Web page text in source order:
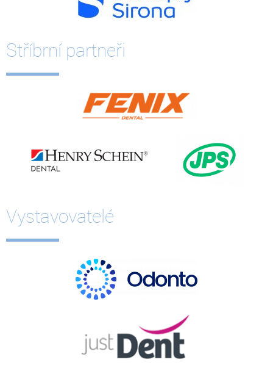
Stříbrní partneři
Vystavovatelé